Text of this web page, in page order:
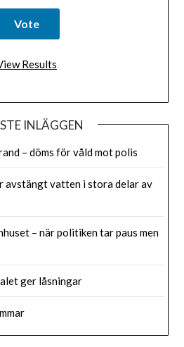
Results
INLÄGGEN
– döms för våld mot polis
avstängt vatten i stora delar av
– när politiken tar paus men
ger låsningar